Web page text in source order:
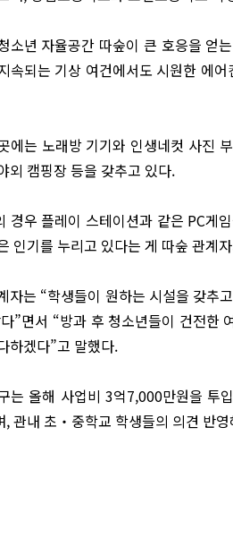
소년 자율공간 따숲이 큰 호응을 얻
속되는 기상 여건에서도 시원한 에
에는 노래방 기기와 인생네컷 사진
외 캠핑장 등을 갖추고 있다.
경우 플레이 스테이션과 같은 PC게
인기를 누리고 있다는 게 따숲 관계
자는 “학생들이 원하는 시설을 갖추
”면서 “방과 후 청소년들이 건전한
하겠다”고 말했다.
는 올해 사업비 3억7,000만원을 투
, 관내 초‧중학교 학생들의 의견 반